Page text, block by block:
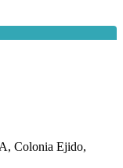
Colonia Ejido,